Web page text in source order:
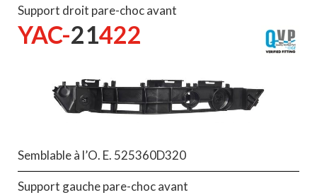
Support droit pare-choc avant
YAC-21422
Semblable à l’O. E. 525360D320
Support gauche pare-choc avant